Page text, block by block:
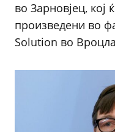
во Зарновјец, кој
произведени во
Solution во